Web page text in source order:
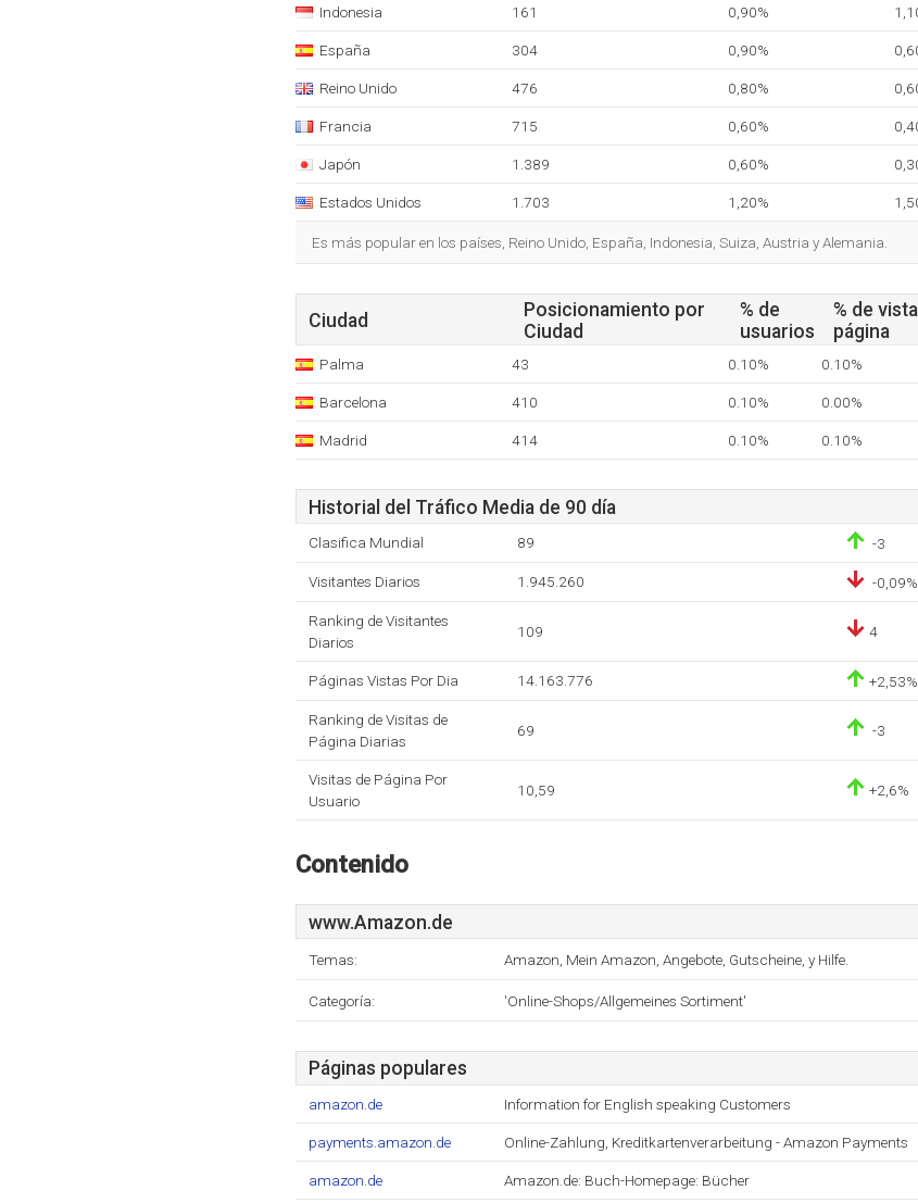
Indonesia 161 0,90%
España 304 0,90%
Reino Unido 476 0,80%
Francia 715 0,60%
Japón 1.389 0,60%
Estados Unidos 1.703 1,20%
Es más popular en los países, Reino Unido, España, Indonesia, Suiza, Austria y Alemania.
Ciudad
Posicionamiento por
Ciudad
% de
usuarios
% de
página
Palma 43 0.10% 0.10%
Barcelona 410 0.10% 0.00%
Madrid 414 0.10% 0.10%
Historial del Tráfico Media de 90 día
Clasifica Mundial 89 -3
Visitantes Diarios 1.945.260 -0,09%
Ranking de Visitantes
Diarios
109 4
Páginas Vistas Por Dia 14.163.776 +2,53%
Ranking de Visitas de
Página Diarias
69 -3
Visitas de Página Por
Usuario
10,59 +2,6%
Contenido
www.Amazon.de
Temas: Amazon, Mein Amazon, Angebote, Gutscheine, y Hilfe.
Categoría: 'Online-Shops/Allgemeines Sortiment'
Páginas populares
amazon.de Information for English speaking Customers
payments.amazon.de Online-Zahlung, Kreditkartenverarbeitung - Amazon Payments
amazon.de Amazon.de: Buch-Homepage: Bücher